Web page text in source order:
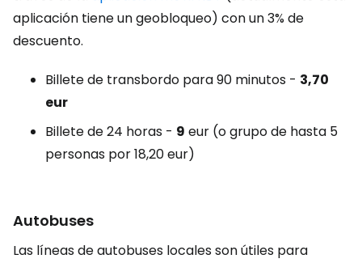
aplicación tiene un geobloqueo) con un 3% de
descuento.
Billete de transbordo para 90 minutos - 3,70
eur
Billete de 24 horas - 9 eur (o grupo de hasta 5
personas por 18,20 eur)
Autobuses
Las líneas de autobuses locales son útiles para